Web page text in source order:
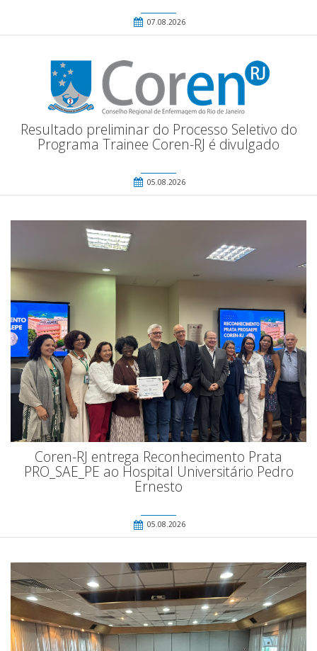
07.08.2026
Resultado preliminar do Processo Seletivo do
Programa Trainee Coren-RJ é divulgado
05.08.2026
Coren-RJ entrega Reconhecimento Prata
PRO_SAE_PE ao Hospital Universitário Pedro
Ernesto
05.08.2026